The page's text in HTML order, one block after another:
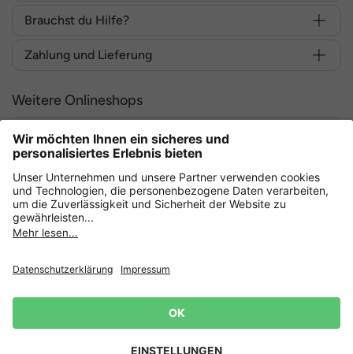
Brauchst du Hilfe?
Zahlung und Lieferung
Weitere Onlineshops
Deutschland
Sicher einkaufen mit
AGB
Lieferbedingungen
Impressum Cookie Einstellungen